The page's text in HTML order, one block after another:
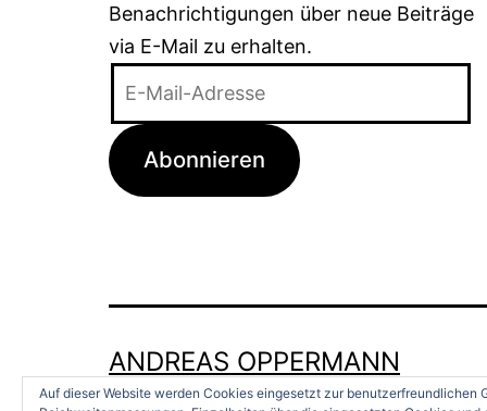
Benachrichtigungen über neue Beiträge
via E-Mail zu erhalten.
Adresse
Abonnieren
ANDREAS OPPERMANN
Auf dieser Website werden Cookies eingesetzt zur